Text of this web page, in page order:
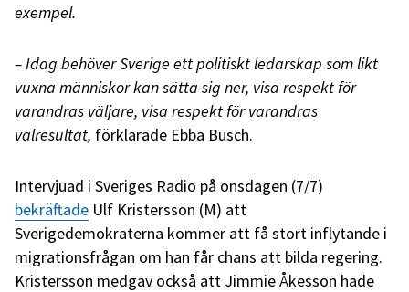
exempel.
– Idag behöver Sverige ett politiskt ledarskap som likt
vuxna människor kan sätta sig ner, visa respekt för
varandras väljare, visa respekt för varandras
valresultat, förklarade Ebba Busch.
Intervjuad i Sveriges Radio på onsdagen (7/7)
bekräftade Ulf Kristersson (M) att
Sverigedemokraterna kommer att få stort inflytande i
migrationsfrågan om han får chans att bilda regering.
Kristersson medgav också att Jimmie Åkesson hade